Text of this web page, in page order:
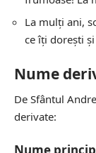
La mulți ani,
ce îți dorești
Nume
De Sfântul
derivate:
Nume